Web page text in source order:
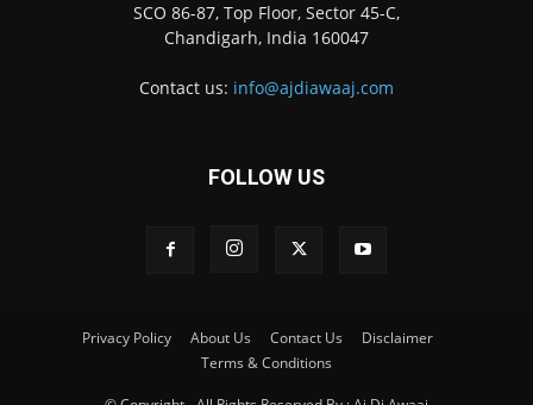
SCO 86-87, Top Floor, Sector 45-C,
Chandigarh, India 160047
Contact us: info@ajdiawaaj.com
FOLLOW US
Privacy Policy About Us Contact Us
Disclaimer
Terms & Conditions